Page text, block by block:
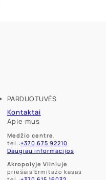
PARDUOTUVĖS
Kontaktai
Apie mus
Medžio centre,
tel.:+370 675 92210
Daugiau informacijos
Akropolyje Vilniuje
priešais Ermitažo kasas